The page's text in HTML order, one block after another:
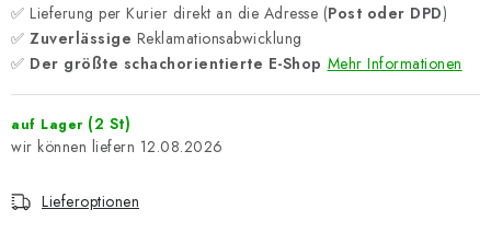
✅ Lieferung per Kurier direkt an die Adresse (Post oder DPD)
✅ Zuverlässige Reklamationsabwicklung
✅ Der größte schachorientierte E-Shop Mehr Informationen
auf Lager (2 St)
12.08.2026
Lieferoptionen